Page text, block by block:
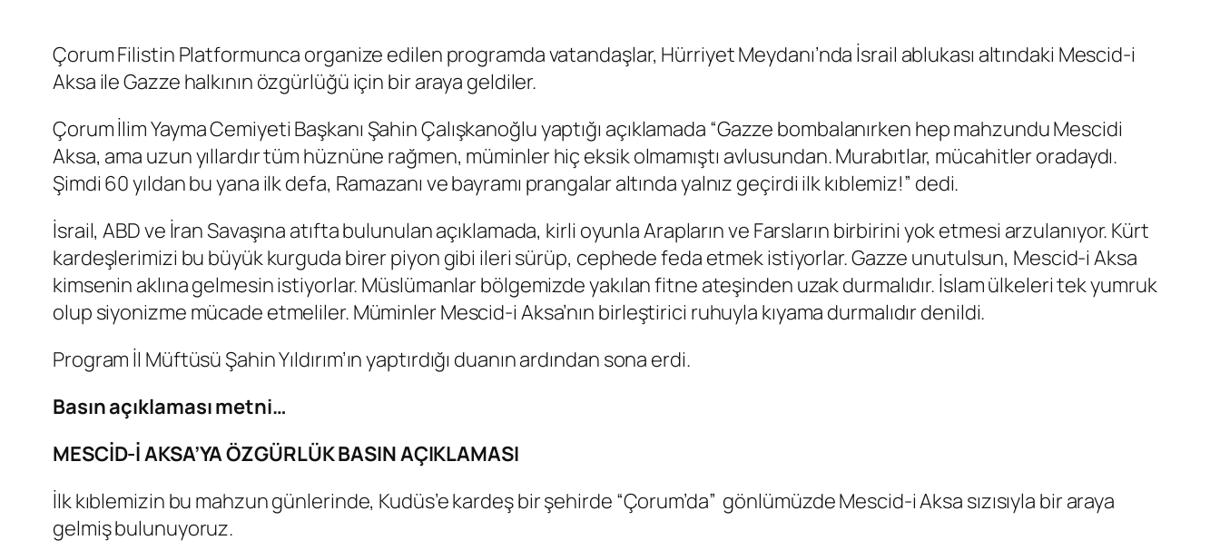
Çorum Filistin Platformunca organize edilen programda vatandaşlar, Hürriyet Meydanı’nda İsrail ablukası altındaki Mescid-i
Aksa ile Gazze halkının özgürlüğü için bir araya geldiler.
Çorum İlim Yayma Cemiyeti Başkanı Şahin Çalışkanoğlu yaptığı açıklamada “Gazze bombalanırken hep mahzundu Mescidi
Aksa, ama uzun yıllardır tüm hüznüne rağmen, müminler hiç eksik olmamıştı avlusundan. Murabıtlar, mücahitler oradaydı.
Şimdi 60 yıldan bu yana ilk defa, Ramazanı ve bayramı prangalar altında yalnız geçirdi ilk kıblemiz!” dedi.
İsrail, ABD ve İran Savaşına atıfta bulunulan açıklamada, kirli oyunla Arapların ve Farsların birbirini yok etmesi arzulanıyor. Kürt
kardeşlerimizi bu büyük kurguda birer piyon gibi ileri sürüp, cephede feda etmek istiyorlar. Gazze unutulsun, Mescid-i Aksa
kimsenin aklına gelmesin istiyorlar. Müslümanlar bölgemizde yakılan fitne ateşinden uzak durmalıdır. İslam ülkeleri tek yumruk
olup siyonizme mücade etmeliler. Müminler Mescid-i Aksa’nın birleştirici ruhuyla kıyama durmalıdır denildi.
Program İl Müftüsü Şahin Yıldırım’ın yaptırdığı duanın ardından sona erdi.
Basın açıklaması metni…
MESCİD-İ AKSA’YA ÖZGÜRLÜK BASIN AÇIKLAMASI
İlk kıblemizin bu mahzun günlerinde, Kudüs’e kardeş bir şehirde “Çorum’da” gönlümüzde Mescid-i Aksa sızısıyla bir araya
gelmiş bulunuyoruz.